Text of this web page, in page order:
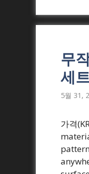
무
세
5월 31,
가격